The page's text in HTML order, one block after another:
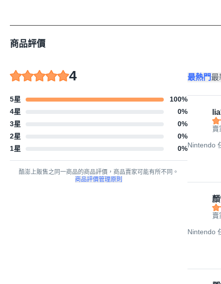
商品評價
4
5星 100%
4星
0%
3星
0%
2星
0%
1星
0%
酷澎上販售之同一商品的商品評價，商品賣家可能有所不同。
商品評價管理原則
最熱門最
賣
Nintendo
賣
Nintendo